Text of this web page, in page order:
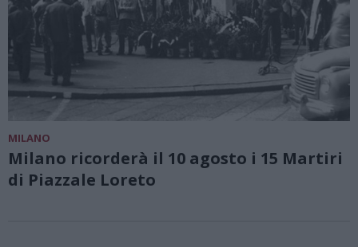
MILANO
Milano ricorderà il 10 agosto i 15 Martiri
di Piazzale Loreto